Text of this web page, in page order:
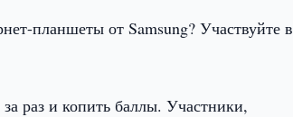
планшеты от Samsung? Участвуйте в
раз и копить баллы. Участники,